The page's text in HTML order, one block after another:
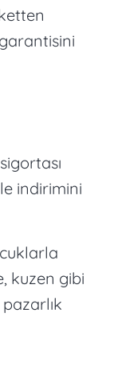
indirimini
kuzen gibi